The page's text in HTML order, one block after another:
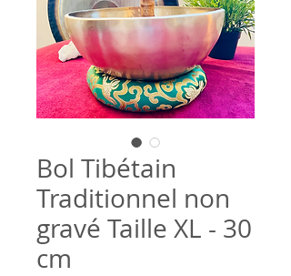
Bol Tibétain
Traditionnel non
gravé Taille XL - 30
cm